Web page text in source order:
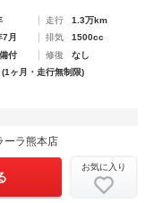
走行
1.3万km
月 排気
1500cc
付 修復
なし
(1ヶ月・走行無制限)
ラ熊本店
お気に入り